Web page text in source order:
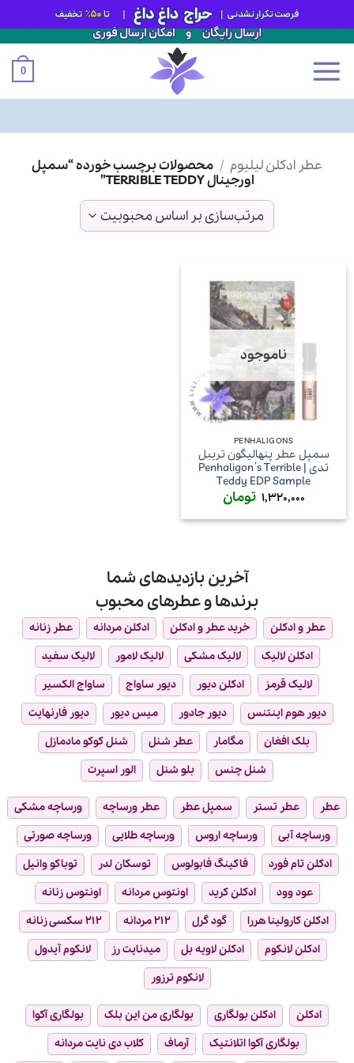
0
عطر ادکلن لیلیوم / محصولات برچسب خورده “سمپل
اورجینال TERRIBLE TEDDY”
ناموجود
PENHALIGONS
سمپل عطر پنهالیگون تریبل
تدی | Penhaligon’s Terrible
Teddy EDP Sample
1,320,000 تومان
آخرین بازدیدهای شما
برندها و عطرهای محبوب
عطر و ادکلن خرید عطر و ادکلن ادکلن مردانه
عطر زنانه
ادکلن لالیک
لالیک مشکی لالیک لامور
لالیک سفید
لالیک قرمز
ادکلن دیور دیور ساواج
ساواج الکسیر
دیور هوم اینتنس
دیور جادور میس دیور
دیور فارنهایت
بلک افغان
مگامار عطر شنل
شنل کوکو مادمازل
شنل چنس
بلو شنل الور اسپرت
عطر عطر تستر سمپل عطر عطر ورساچه
ورساچه مشکی
ورساچه آبی
ورساچه اروس ورساچه طلایی
ورساچه صورتی
ادکلن تام فورد
فاکینگ فابولوس توسکان لدر
توباکو وانیل
عود وود
ادکلن کرید اونتوس مردانه
اونتوس زنانه
ادکلن کارولینا هررا
گود گرل ۲۱۲ مردانه
۲۱۲ سکسی زنانه
ادکلن لانکوم
ادکلن لاویه بل میدنایت رز
لانکوم آیدول
لانکوم ترزور
ادکلن ادکلن بولگاری بولگاری من این بلک
بولگاری آکوا
بولگاری آکوا اتلانتیک
آرماف
کلاب دی نایت مردانه